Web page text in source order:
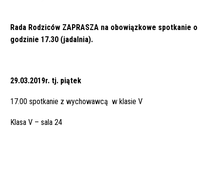
Rada Rodziców ZAPRASZA na obowiązkowe spotkanie o
godzinie 17.30 (jadalnia).
29.03.2019r. tj. piątek
17.00 spotkanie z wychowawcą w klasie V
Klasa V – sala 24